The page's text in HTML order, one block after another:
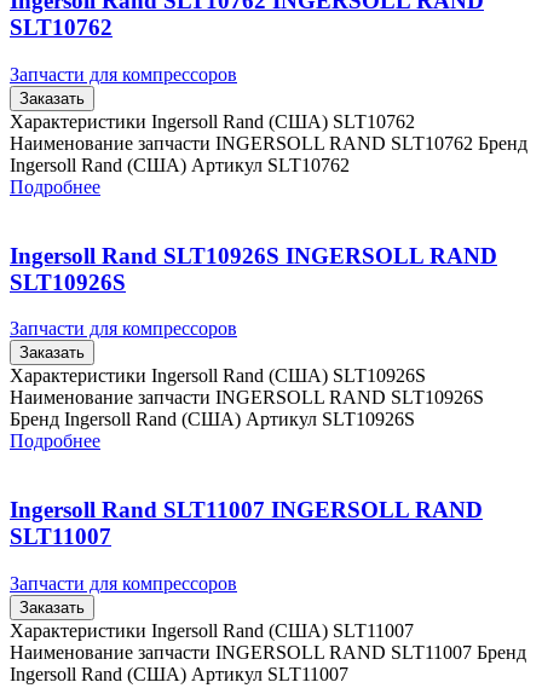
SLT10762
Запчасти для компрессоров
Заказать
Характеристики Ingersoll Rand (США) SLT10762
Наименование запчасти INGERSOLL RAND SLT10762 Бренд
Ingersoll Rand (США) Артикул SLT10762
Подробнее
Ingersoll Rand SLT10926S INGERSOLL RAND
SLT10926S
Запчасти для компрессоров
Заказать
Характеристики Ingersoll Rand (США) SLT10926S
Наименование запчасти INGERSOLL RAND SLT10926S
Бренд Ingersoll Rand (США) Артикул SLT10926S
Подробнее
Ingersoll Rand SLT11007 INGERSOLL RAND
SLT11007
Запчасти для компрессоров
Заказать
Характеристики Ingersoll Rand (США) SLT11007
Наименование запчасти INGERSOLL RAND SLT11007 Бренд
Ingersoll Rand (США) Артикул SLT11007